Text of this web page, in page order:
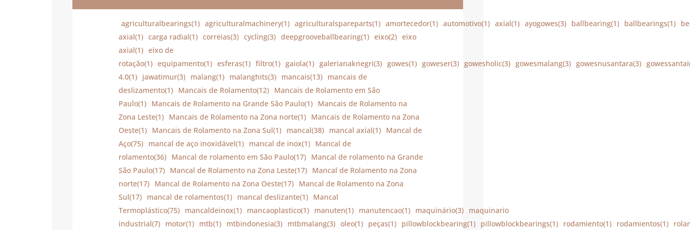
agriculturalbearings(1) agriculturalmachinery(1) agriculturalspareparts(1) amortecedor(1) automotivo(1) axial(1) ayogowes(3) ballbearing(1) ballbearings(1)
axial(1) carga radial(1) correias(3) cycling(3) deepgrooveballbearing(1) eixo(2) eixo
axial(1) eixo de
rotação(1) equipamento(1) esferas(1) filtro(1) gaiola(1) galerianaknegri(3) gowes(1) goweser(3) gowesholic(3) gowesmalang(3) gowesnusantara(3)
4.0(1) jawatimur(3) malang(1) malanghits(3) mancais(13) mancais de
deslizamento(1) Mancais de Rolamento(12) Mancais de Rolamento em São
Paulo(1) Mancais de Rolamento na Grande São Paulo(1) Mancais de Rolamento na
Zona Leste(1) Mancais de Rolamento na Zona norte(1) Mancais de Rolamento na Zona
Oeste(1) Mancais de Rolamento na Zona Sul(1) mancal(38) mancal axial(1) Mancal de
Aço(75) mancal de aço inoxidável(1) mancal de inox(1) Mancal de
rolamento(36) Mancal de rolamento em São Paulo(17) Mancal de rolamento na Grande
São Paulo(17) Mancal de Rolamento na Zona Leste(17) Mancal de Rolamento na Zona
norte(17) Mancal de Rolamento na Zona Oeste(17) Mancal de Rolamento na Zona
Sul(17) mancal de rolamentos(1) mancal deslizante(1) Mancal
Termoplástico(75) mancaldeinox(1) mancaoplastico(1) manuten(1) manutencao(1) maquinário(3) maquinario
industrial(7) motor(1) mtb(1) mtbindonesia(3) mtbmalang(3) oleo(1) peças(1) pillowblockbearing(1) pillowblockbearings(1) rodamiento(1) rodamientos(1)